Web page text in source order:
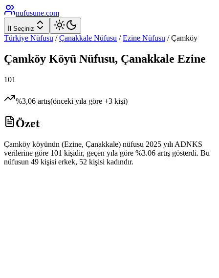
nufusune.com
İl Seçiniz
Türkiye Nüfusu / Çanakkale Nüfusu / Ezine Nüfusu /Çamköy
Çamköy Köyü Nüfusu, Çanakkale Ezine
101
%3,06 artış(önceki yıla göre +3 kişi)
Özet
Çamköy köyünün (Ezine, Çanakkale) nüfusu 2025 yılı ADNKS
verilerine göre 101 kişidir, geçen yıla göre %3.06 artış gösterdi. Bu
nüfusun 49 kişisi erkek, 52 kişisi kadındır.